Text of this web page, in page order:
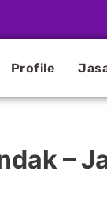
Profile
–